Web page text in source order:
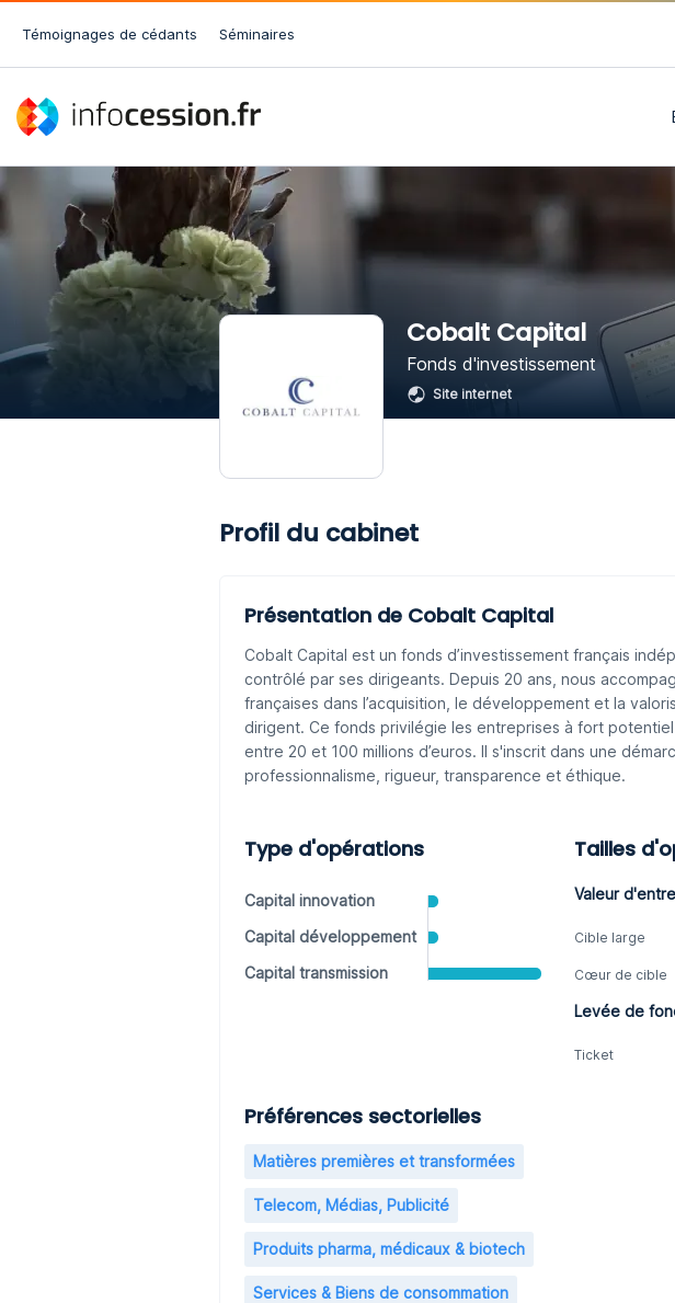
Témoignages de cédants Séminaires
Cobalt Capital
Fonds d'investissement
Site internet
Profil du cabinet
Présentation de Cobalt Capital
Cobalt Capital est un fonds d’investissement français
contrôlé par ses dirigeants. Depuis 20 ans, nous
françaises dans l’acquisition, le développement et la
dirigent. Ce fonds privilégie les entreprises à fort potentiel
entre 20 et 100 millions d’euros. Il s'inscrit dans une
professionnalisme, rigueur, transparence et éthique.
Type d'opérations
Capital innovation
Capital développement
Capital transmission
Tailles
Valeur
Cible large
Cœur de cible
Levée de
Ticket
Préférences sectorielles
Matières premières et transformées
Telecom, Médias, Publicité
Produits pharma, médicaux & biotech
Services & Biens de consommation